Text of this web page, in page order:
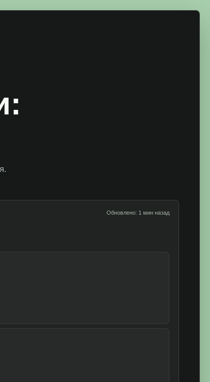
Обновлено: 1 мин назад